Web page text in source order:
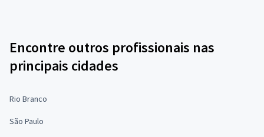
Encontre outros profissionais nas
principais cidades
Rio Branco
São Paulo